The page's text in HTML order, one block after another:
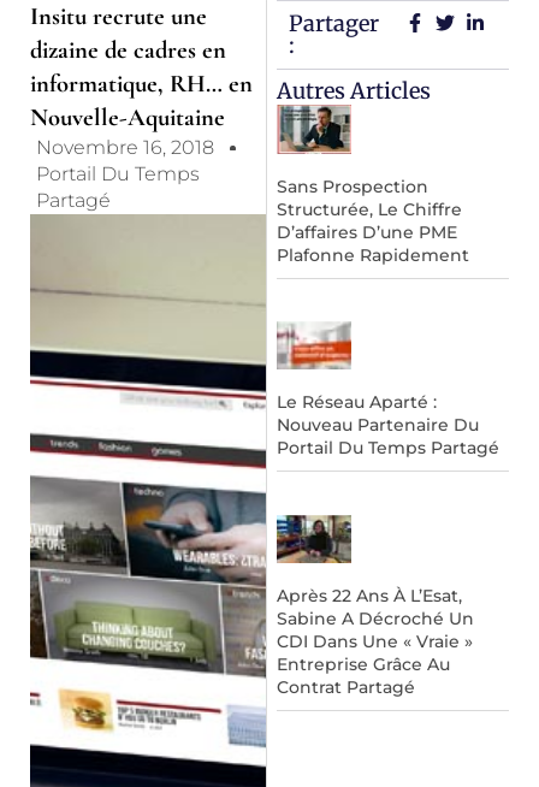
Insitu recrute une
dizaine de cadres en
informatique, RH… en
Nouvelle-Aquitaine
Novembre 16, 2018
Portail Du Temps
Partagé
Partager
:
Autres Articles
Sans Prospection
Structurée, Le Chiffre
D’affaires D’une PME
Plafonne Rapidement
Le Réseau Aparté :
Nouveau Partenaire Du
Portail Du Temps Partagé
Après 22 Ans À L’Esat,
Sabine A Décroché Un
CDI Dans Une « Vraie »
Entreprise Grâce Au
Contrat Partagé